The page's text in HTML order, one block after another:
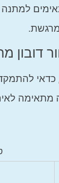
כדאי
מתאימה